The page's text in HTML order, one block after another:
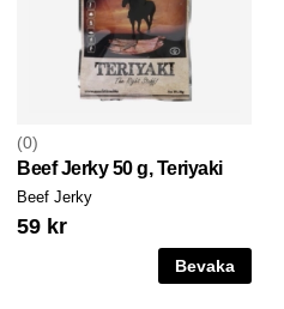
0
Beef Jerky 50 g, Teriyaki
Beef Jerky
59 kr
Bevaka